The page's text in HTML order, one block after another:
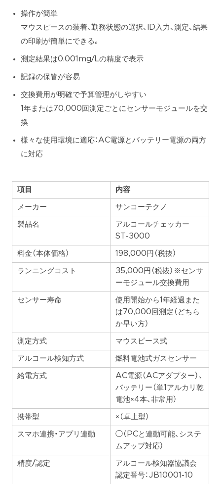
操作が簡単
マウスピースの装着、勤務状態の選択、ID入力、測定、結果
の印刷が簡単にできる。
測定結果は0.001mg/Lの精度で表示
記録の保管が容易
交換費用が明確で予算管理がしやすい
1年または70,000回測定ごとにセンサーモジュールを交
換
様々な使用環境に適応：AC電源とバッテリー電源の両方
に対応
項目 内容
メーカー サンコーテクノ
製品名
アルコールチェッカー
ST-3000
料金（本体価格） 198,000円（税抜）
ランニングコスト
35,000円（税抜）※センサ
ーモジュール交換費用
センサー寿命
使用開始から1年経過また
は70,000回測定（どちら
か早い方）
測定方式 マウスピース式
アルコール検知方式 燃料電池式ガスセンサー
給電方式
AC電源（ACアダプター）、
バッテリー（単1アルカリ乾
電池×4本、非常用）
携帯型 ×（卓上型）
スマホ連携・アプリ連動
◯（PCと連動可能、システ
ムアップ対応）
精度/認定
アルコール検知器協議会
認定番号：JB10001-10